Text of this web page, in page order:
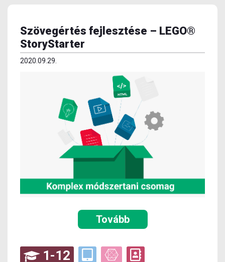
Szövegértés fejlesztése – LEGO®
StoryStarter
2020.09.29.
Tovább
1-12